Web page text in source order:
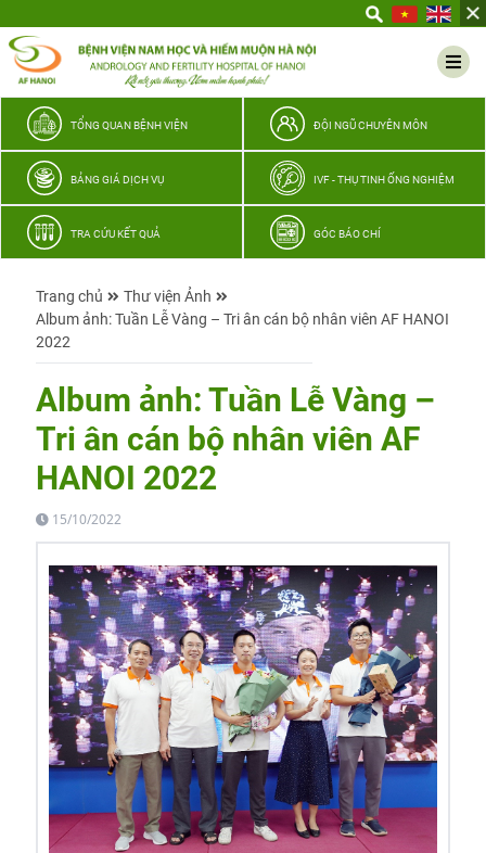
thương
TỔNG QUAN BỆNH VIỆN ĐỘI NGŨ CHUYÊN MÔN
BẢNG GIÁ DỊCH VỤ IVF - THỤ TINH ỐNG NGHIỆM
TRA CỨU KẾT QUẢ GÓC BÁO CHÍ
Trang chủ
Thư viện Ảnh
Album ảnh: Tuần Lễ Vàng – Tri ân cán bộ nhân viên AF HANOI
2022
Album ảnh: Tuần Lễ Vàng –
Tri ân cán bộ nhân viên AF
HANOI 2022
15/10/2022